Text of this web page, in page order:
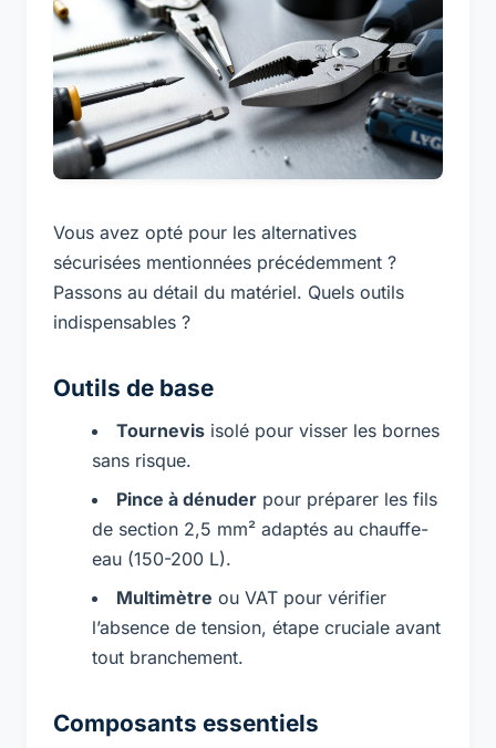
Vous avez opté pour les alternatives
sécurisées mentionnées précédemment ?
Passons au détail du matériel. Quels outils
indispensables ?
Outils de base
Tournevis isolé pour visser les bornes
sans risque.
Pince à dénuder pour préparer les fils
de section 2,5 mm² adaptés au chauffe-
eau (150-200 L).
Multimètre ou VAT pour vérifier
l’absence de tension, étape cruciale avant
tout branchement.
Composants essentiels